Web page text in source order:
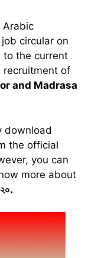
Arabic
circular on
to the current
recruitment of
and Madrasa
download
the official
you can
more about
.